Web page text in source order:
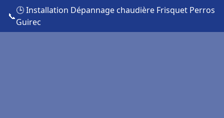
📞
🕒 Installation Dépannage chaudière Frisquet Perros
Guirec